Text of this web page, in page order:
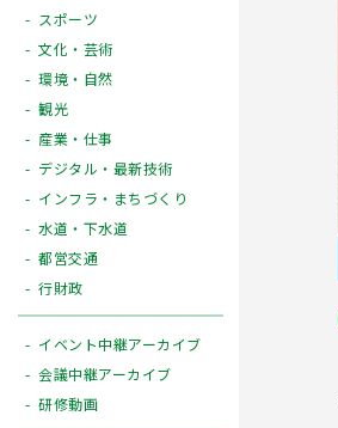
スポーツ
文化・芸術
環境・自然
観光
産業・仕事
デジタル・最新技術
インフラ・まちづくり
水道・下水道
都営交通
行財政
イベント中継アーカイブ
会議中継アーカイブ
研修動画